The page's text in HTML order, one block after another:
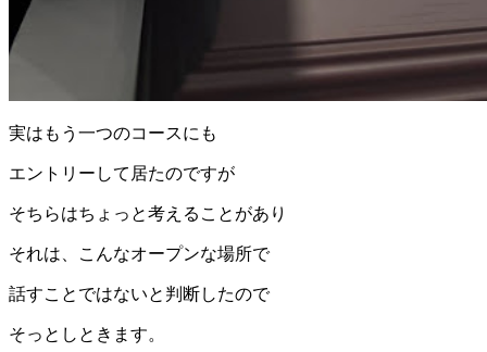
実はもう一つのコースにも
エントリーして居たのですが
そちらはちょっと考えることがあり
それは、こんなオープンな場所で
話すことではないと判断したので
そっとしときます。